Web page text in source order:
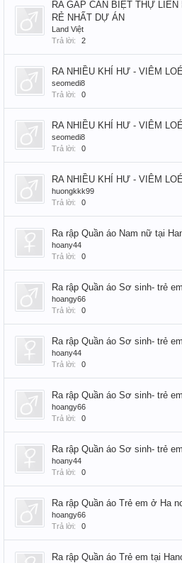
RA GẤP CĂN BIỆT THỰ
RẺ NHẤT DỰ ÁN
Land Việt
Trả lời:
2
RA NHIỀU KHÍ HƯ - VIÊM
seomedi8
Trả lời:
0
RA NHIỀU KHÍ HƯ - VIÊM
seomedi8
Trả lời:
0
RA NHIỀU KHÍ HƯ - VIÊM
huongkkk99
Trả lời:
0
Ra rập Quần áo Nam nữ tại
hoany44
Trả lời:
0
Ra rập Quần áo Sơ sinh- trẻ
hoangy66
Trả lời:
0
Ra rập Quần áo Sơ sinh- trẻ
hoany44
Trả lời:
0
Ra rập Quần áo Sơ sinh- trẻ
hoangy66
Trả lời:
0
Ra rập Quần áo Sơ sinh- trẻ
hoany44
Trả lời:
0
Ra rập Quần áo Trẻ em ở Ha
hoangy66
Trả lời:
0
Ra rập Quần áo Trẻ em tại